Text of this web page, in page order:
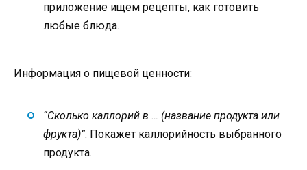
приложение ищем рецепты, как готовить
любые блюда.
Информация о пищевой ценности:
“Сколько каллорий в … (название продукта или
фрукта)”. Покажет каллорийность выбранного
продукта.